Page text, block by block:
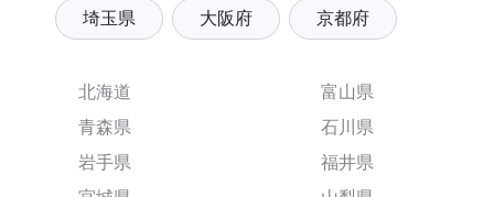
埼玉県 大阪府 京都府
北海道
青森県
岩手県
富山県
石川県
福井県